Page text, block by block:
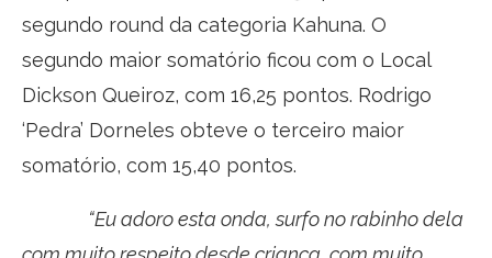
segundo round da categoria Kahuna. O
segundo maior somatório ficou com o Local
Dickson Queiroz, com 16,25 pontos. Rodrigo
‘Pedra’ Dorneles obteve o terceiro maior
somatório, com 15,40 pontos.
“Eu adoro esta onda, surfo no rabinho dela